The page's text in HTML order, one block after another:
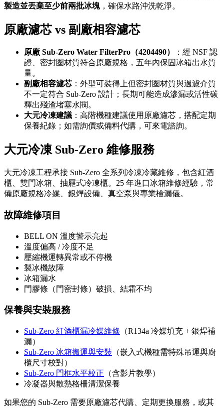
製造並丟棄至少前兩批冰塊 ，確保水路沖洗乾淨。
原廠濾芯 vs 副廠相容濾芯
原廠 Sub-Zero Water FilterPro（4204490）
：經 NSF 認
證、密封圈材質符合原廠規格，五年內保固冰箱出水質
量。
副廠相容濾芯 ：外型可裝得上但密封圈材質與過濾介質
不一定符合 Sub-Zero 設計；長期可能造成滲漏或活性碳
釋出殘渣堵塞水閥。
大元冷凍建議 ：高階機種建議使用原廠濾芯，搭配定期
保養紀錄；如需詢價或備料代購，可來電諮詢。
大元冷凍 Sub-Zero 維修服務
大元冷凍工程承接 Sub-Zero 全系列冷凍冷藏維修，包含紅酒
櫃、雙門冰箱、抽屜式冷凍櫃。25 年進口冰箱維修經驗，常
備原廠規格冷媒、銀焊設備、真空泵與專業檢漏儀。
故障維修項目
BELL ON 溫度警示亮起
溫度偏高 / 冷度不足
壓縮機運轉異常或不停機
製冰機故障
冰箱漏水
門膠條（門密封條）破損、結霜不均
保養與安裝服務
Sub-Zero 紅酒櫃漏冷媒維修 （R134a 冷媒填充 + 銀焊補
漏）
Sub-Zero 冰箱搬運與安裝 （嵌入式機種需特殊吊運與廚
櫃尺寸校對）
Sub-Zero 門框水平校正 （含影片教學）
冷凝器與散熱格柵清潔保養
如果您的 Sub-Zero 需要原廠濾芯代購、定期更換服務，或其